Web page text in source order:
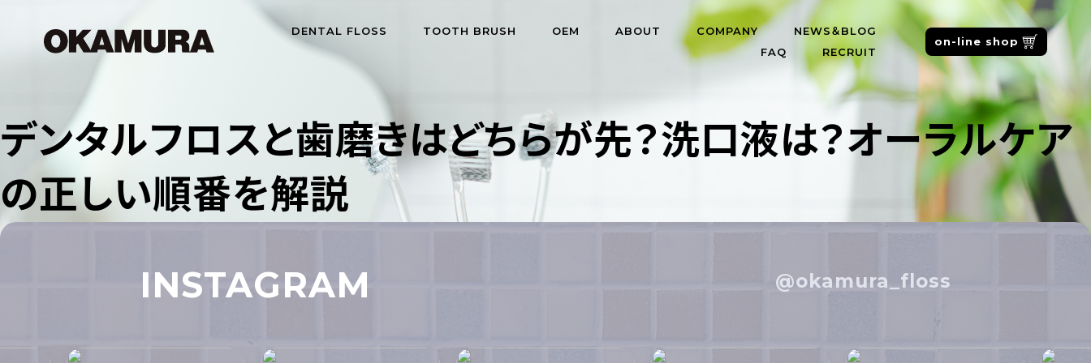
DENTAL FLOSS TOOTH BRUSH OEM ABOUT COMPANY
NEWS＆BLOG
FAQ
RECRUIT
on-line shop
デンタルフロスと歯磨きはどちらが先？洗口液は？オーラルケア
の正しい順番を解説
INSTAGRAM @okamura_floss